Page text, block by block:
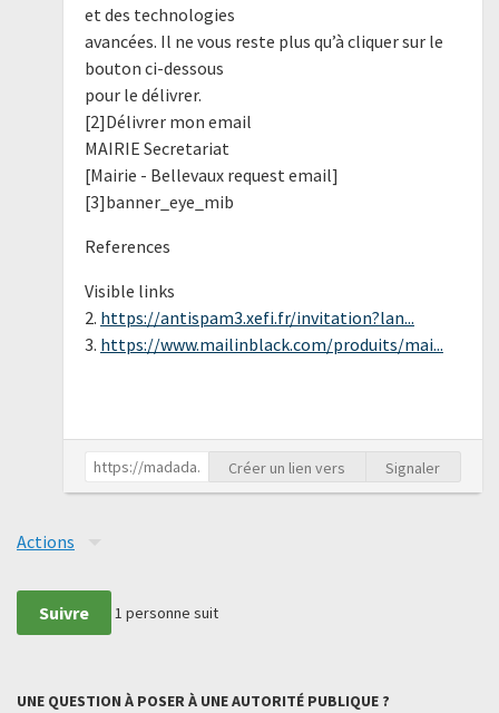
et des technologies
avancées. Il ne vous reste plus qu’à cliquer sur le
bouton ci-dessous
pour le délivrer.
[2]Délivrer mon email
MAIRIE Secretariat
[Mairie - Bellevaux request email]
[3]banner_eye_mib
References
Visible links
2. https://antispam3.xefi.fr/invitation?lan...
3. https://www.mailinblack.com/produits/mai...
Créer un lien vers Signaler
Actions
Suivre 1 personne suit
UNE QUESTION À POSER À UNE AUTORITÉ PUBLIQUE ?